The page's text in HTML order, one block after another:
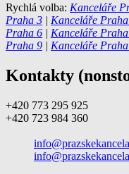
Rychlá volba: Kanceláře
Praha 3 | Kanceláře
Praha 6 | Kanceláře
Praha 9 | Kanceláře
Kontakty
+420 773 295 925
+420 723 984 360